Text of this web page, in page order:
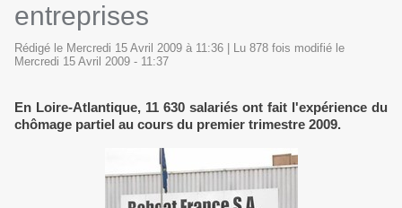
entreprises
Rédigé le Mercredi 15 Avril 2009 à 11:36 | Lu 878 fois modifié le
Mercredi 15 Avril 2009 - 11:37
En Loire-Atlantique, 11 630 salariés ont fait l'expérience du
chômage partiel au cours du premier trimestre 2009.